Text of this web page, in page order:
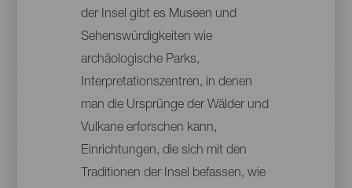
der Insel gibt es Museen und
Sehenswürdigkeiten wie
archäologische Parks,
Interpretationszentren, in denen
man die Ursprünge der Wälder und
Vulkane erforschen kann,
Einrichtungen, die sich mit den
Traditionen der Insel befassen, wie